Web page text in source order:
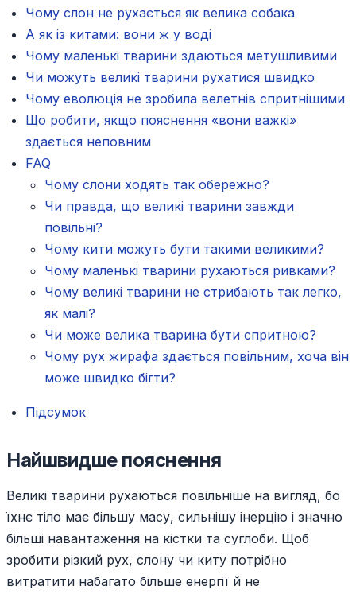
Чому слон не рухається як велика собака
А як із китами: вони ж у воді
Чому маленькі тварини здаються метушливими
Чи можуть великі тварини рухатися швидко
Чому еволюція не зробила велетнів спритнішими
Що робити, якщо пояснення «вони важкі»
здається неповним
FAQ
Чому слони ходять так обережно?
Чи правда, що великі тварини завжди
повільні?
Чому кити можуть бути такими великими?
Чому маленькі тварини рухаються ривками?
Чому великі тварини не стрибають так легко,
як малі?
Чи може велика тварина бути спритною?
Чому рух жирафа здається повільним, хоча він
може швидко бігти?
Підсумок
Найшвидше пояснення
Великі тварини рухаються повільніше на вигляд, бо
їхнє тіло має більшу масу, сильнішу інерцію і значно
більші навантаження на кістки та суглоби. Щоб
зробити різкий рух, слону чи киту потрібно
витратити набагато більше енергії й не